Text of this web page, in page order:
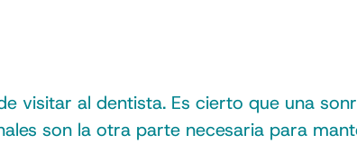
visitar al dentista. Es cierto que una
son la otra parte necesaria para